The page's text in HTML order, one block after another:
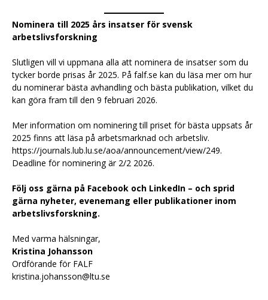
Nominera till 2025 års insatser för svensk
arbetslivsforskning
Slutligen vill vi uppmana alla att nominera de insatser som du
tycker borde prisas år 2025. På falf.se kan du läsa mer om hur
du nominerar bästa avhandling och bästa publikation, vilket du
kan göra fram till den 9 februari 2026.
Mer information om nominering till priset för bästa uppsats år
2025 finns att läsa på arbetsmarknad och arbetsliv.
https://journals.lub.lu.se/aoa/announcement/view/249.
Deadline för nominering är 2/2 2026.
Följ oss gärna på Facebook och LinkedIn – och sprid
gärna nyheter, evenemang eller publikationer inom
arbetslivsforskning.
Med varma hälsningar,
Kristina Johansson
Ordförande för FALF
kristina.johansson@ltu.se